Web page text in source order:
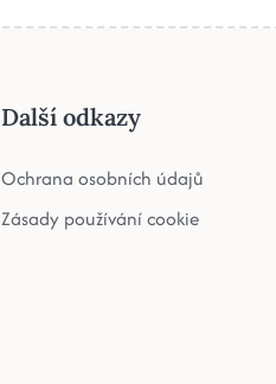
Další odkazy
Ochrana osobních údajů
Zásady používání cookie